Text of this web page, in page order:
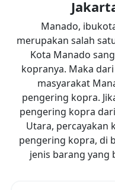
Manado,
merupakan salah
Kota Manado
kopranya. Maka
masyarakat
pengering kopra.
pengering kopra
Utara, percayakan
pengering kopra, di
jenis barang yang